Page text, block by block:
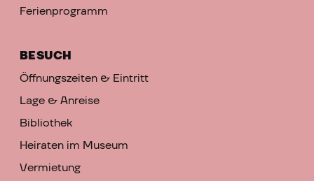
Ferienprogramm
BESUCH
Öffnungszeiten & Eintritt
Lage & Anreise
Bibliothek
Heiraten im Museum
Vermietung